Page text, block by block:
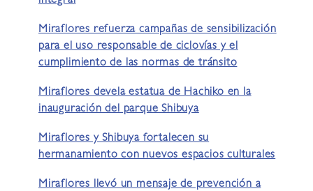
Miraflores refuerza campañas de sensibilización
para el uso responsable de ciclovías y el
cumplimiento de las normas de tránsito
Miraflores devela estatua de Hachiko en la
inauguración del parque Shibuya
Miraflores y Shibuya fortalecen su
hermanamiento con nuevos espacios culturales
Miraflores llevó un mensaje de prevención a